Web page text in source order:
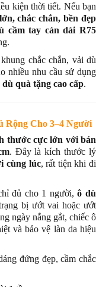
kiện thời tiết. Nếu bạn
chắc chắn, bền đẹp
cầm tay cán dài R75
chắc chắn, vải dù
nhiều nhu cầu sử dụng
dù quà tặng cao cấp.
Rộng Cho 3–4 Người
thước cực lớn với bán
. Đây là kích thước lý
cùng lúc, rất tiện khi đi
đủ cho 1 người,ô dù
bị ướt vai hoặc ướt
ngày nắng gắt, chiếc ô
và bảo vệ làn da hiệu
đứng đẹp, cầm chắc